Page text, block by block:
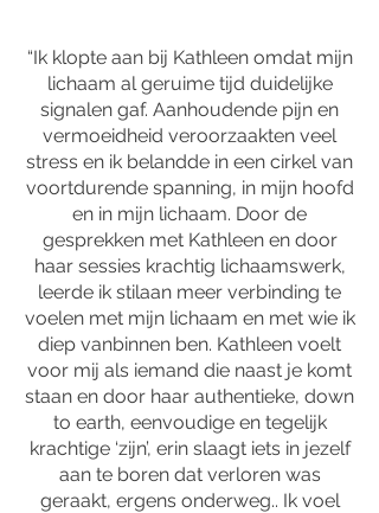
“Ik klopte aan bij Kathleen omdat mijn
lichaam al geruime tijd duidelijke
signalen gaf. Aanhoudende pijn en
vermoeidheid veroorzaakten veel
stress en ik belandde in een cirkel van
voortdurende spanning, in mijn hoofd
en in mijn lichaam. Door de
gesprekken met Kathleen en door
haar sessies krachtig lichaamswerk,
leerde ik stilaan meer verbinding te
voelen met mijn lichaam en met wie ik
diep vanbinnen ben. Kathleen voelt
voor mij als iemand die naast je komt
staan en door haar authentieke, down
to earth, eenvoudige en tegelijk
krachtige ‘zijn’, erin slaagt iets in jezelf
aan te boren dat verloren was
geraakt, ergens onderweg.. Ik voel